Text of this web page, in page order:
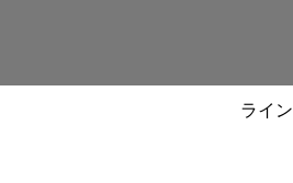
ライ